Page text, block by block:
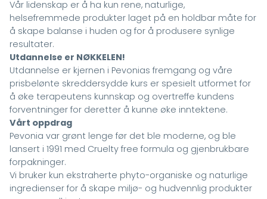
Vår lidenskap er å ha kun rene, naturlige,
helsefremmede produkter laget på en holdbar måte for
å skape balanse i huden og for å produsere synlige
resultater.
Utdannelse er NØKKELEN!
Utdannelse er kjernen i Pevonias fremgang og våre
prisbelønte skreddersydde kurs er spesielt utformet for
å øke terapeutens kunnskap og overtreffe kundens
forventninger for deretter å kunne øke inntektene.
Vårt oppdrag
Pevonia var grønt lenge før det ble moderne, og ble
lansert i 1991 med Cruelty free formula og gjenbrukbare
forpakninger.
Vi bruker kun ekstraherte phyto-organiske og naturlige
ingredienser for å skape miljø- og hudvennlig produkter